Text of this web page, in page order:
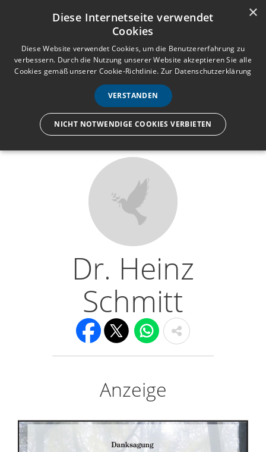
Anmelden Registrieren
e
n
ü
Wir lassen nur die Hand los,
Dr. Heinz
Schmitt
Anzeige
×
Diese Internetseite verwendet
Cookies
Diese Website verwendet Cookies, um die Benutzererfahrung zu
verbessern. Durch die Nutzung unserer Website akzeptieren Sie alle
Cookies gemäß unserer Cookie-Richtlinie. Zur Datenschutzerklärung
VERSTANDEN
NICHT NOTWENDIGE COOKIES VERBIETEN